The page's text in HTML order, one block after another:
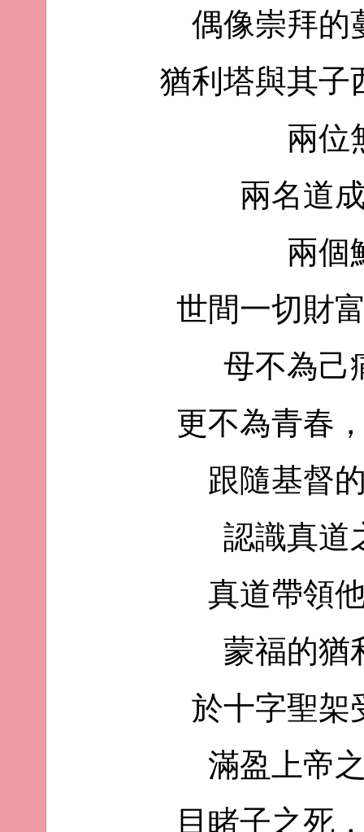
偶像崇拜的
猶利塔與其子
兩位
兩名道
兩個
世間一切財
母不為己
更不為青春
跟隨基督
認識真道
真道帶領
蒙福的猶
於十字聖架
滿盈上帝
目睹子之死